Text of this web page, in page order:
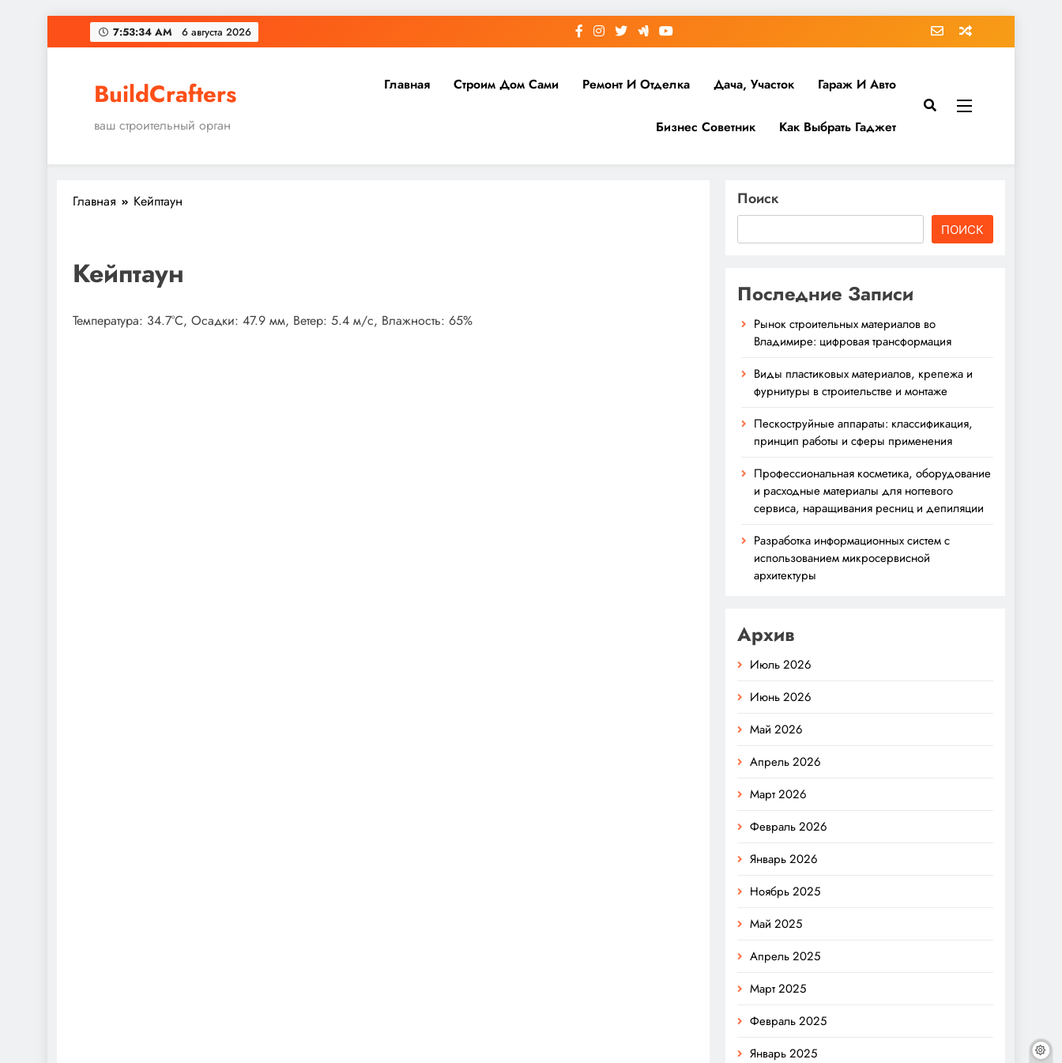
Перейти
к
7:53:35 AM 6 августа 2026
BuildCrafters
ваш строительный орган
Главная Строим Дом Сами Ремонт И Отделка Дача, Участок Гараж И Авто
Бизнес Советник Как Выбрать Гаджет
Главная Кейптаун
Кейптаун
Температура: 34.7°C, Осадки: 47.9 мм, Ветер: 5.4 м/с, Влажность: 65%
Поиск
ПОИСК
Последние Записи
Рынок строительных материалов во
Владимире: цифровая трансформация
Виды пластиковых материалов, крепежа и
фурнитуры в строительстве и монтаже
Пескоструйные аппараты: классификация,
принцип работы и сферы применения
Профессиональная косметика, оборудование
и расходные материалы для ногтевого
сервиса, наращивания ресниц и депиляции
Разработка информационных систем с
использованием микросервисной
архитектуры
Архив
Июль 2026
Июнь 2026
Май 2026
Апрель 2026
Март 2026
Февраль 2026
Январь 2026
Ноябрь 2025
Май 2025
Апрель 2025
Март 2025
Февраль 2025
Январь 2025